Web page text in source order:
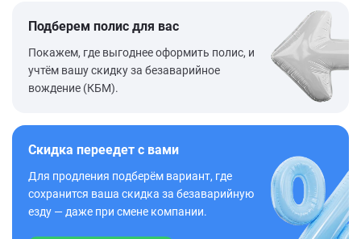
Подберем полис для вас
Покажем, где выгоднее оформить полис, и
учтём вашу скидку за безаварийное
вождение (КБМ).
Скидка переедет с вами
Для продления подберём вариант, где
сохранится ваша скидка за безаварийную
езду — даже при смене компании.